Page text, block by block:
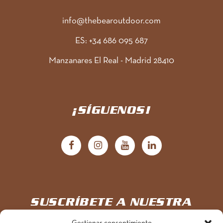
info@thebearoutdoor.com
ES: +34 686 095 687
Manzanares El Real - Madrid 28410
¡SÍGUENOS!
SUSCRÍBETE A NUESTRA